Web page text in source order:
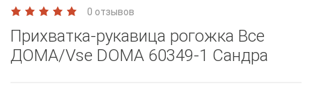
0 отзывов
Прихватка-рукавица рогожка Все
ДОМА/Vse DOMA 60349-1 Сандра